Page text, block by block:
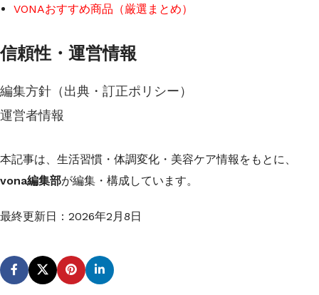
VONAおすすめ商品（厳選まとめ）
信頼性・運営情報
編集方針（出典・訂正ポリシー）
運営者情報
本記事は、生活習慣・体調変化・美容ケア情報をもとに、
vona編集部が編集・構成しています。
最終更新日： 2026年2月8日